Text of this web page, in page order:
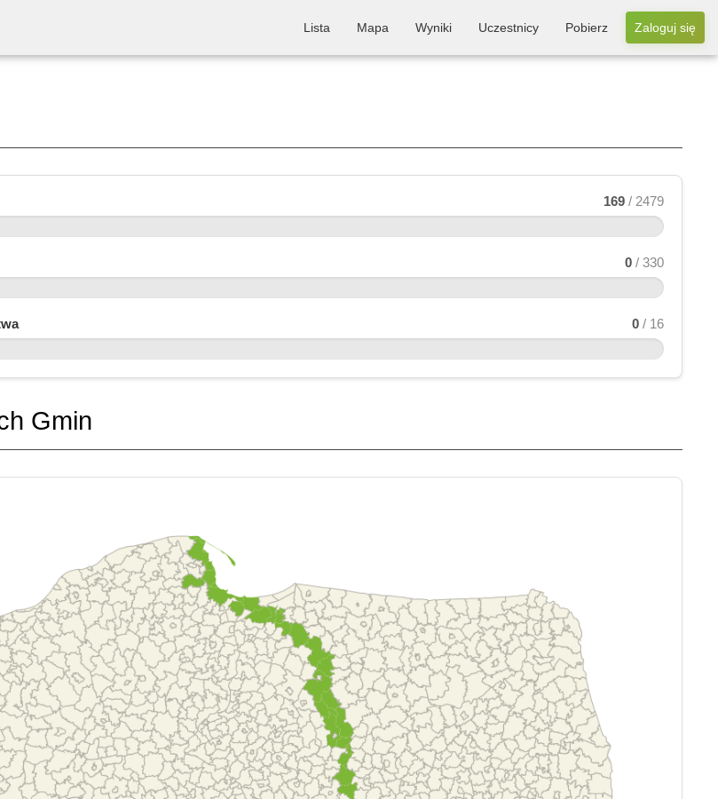
Lista Mapa Wyniki Uczestnicy Pobierz Zaloguj się
169 / 2479
0 / 330
0 / 16
Gmin